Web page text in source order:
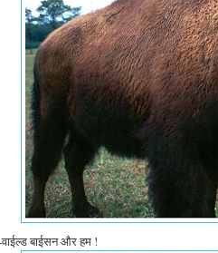
बाईसन और हम !